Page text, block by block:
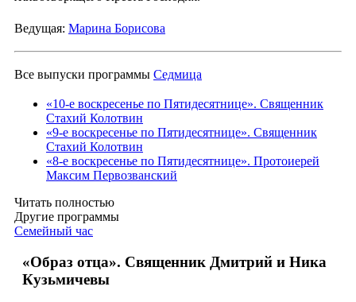
Ведущая: Марина Борисова
Все выпуски программы Седмица
«10-е воскресенье по Пятидесятнице». Священник
Стахий Колотвин
«9-е воскресенье по Пятидесятнице». Священник
Стахий Колотвин
«8-е воскресенье по Пятидесятнице». Протоиерей
Максим Первозванский
Читать полностью
Другие программы
Семейный час
«Образ отца». Священник Дмитрий и Ника
Кузьмичевы